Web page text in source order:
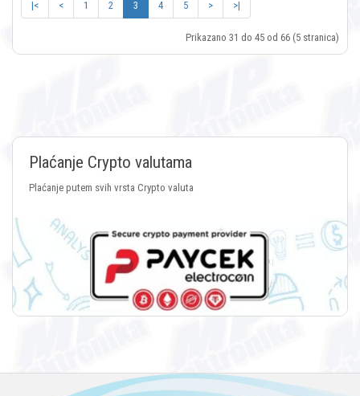
|< < 1 2 3 4 5 > >|
Prikazano 31 do 45 od 66 (5 stranica)
Plaćanje Crypto valutama
Plaćanje putem svih vrsta Crypto valuta